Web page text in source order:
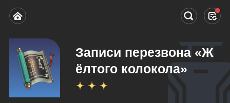
Записи перезвона «Ж
ёлтого колокола»